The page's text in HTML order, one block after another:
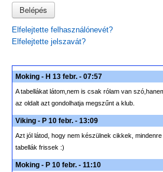
Belépés
Elfelejtette felhasználónevét?
Elfelejtette jelszavát?
Moking - H 13 febr. - 07:57
A tabellákat látom,nem is csak rólam van
az oldalt azt gondolhatja megszűnt a klub.
Viking - P 10 febr. - 13:09
Azt jól látod, hogy nem készülnek cikkek,
tabellák frissek :)
Moking - P 10 febr. - 11:10